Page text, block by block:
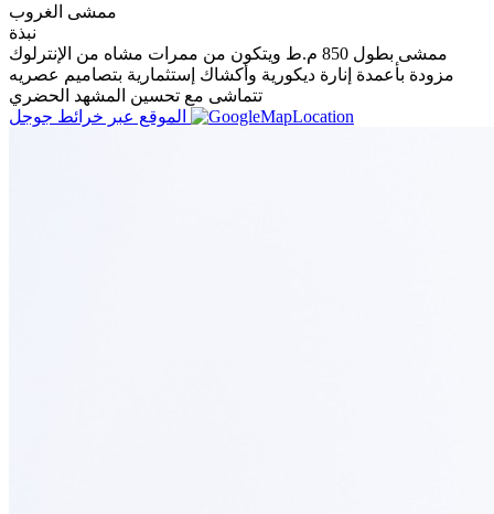
ممشى الغروب
نبذة
ممشى بطول 850 م.ط ويتكون من ممرات مشاه من الإنترلوك
مزودة بأعمدة إنارة ديكورية وأكشاك إستثمارية بتصاميم عصريه
تتماشى مع تحسين المشهد الحضري
الموقع عبر خرائط جوجل